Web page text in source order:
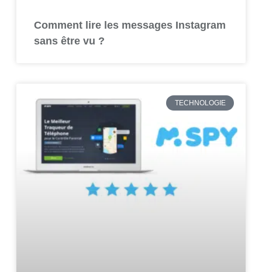
Comment lire les messages Instagram
sans être vu ?
TECHNOLOGIE